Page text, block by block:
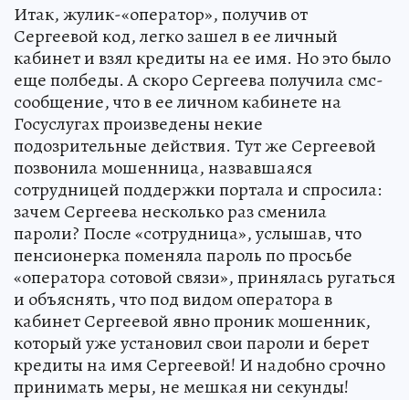
Итак, жулик-«оператор», получив от
Сергеевой код, легко зашел в ее личный
кабинет и взял кредиты на ее имя. Но это было
еще полбеды. А скоро Сергеева получила смс-
сообщение, что в ее личном кабинете на
Госуслугах произведены некие
подозрительные действия. Тут же Сергеевой
позвонила мошенница, назвавшаяся
сотрудницей поддержки портала и спросила:
зачем Сергеева несколько раз сменила
пароли? После «сотрудница», услышав, что
пенсионерка поменяла пароль по просьбе
«оператора сотовой связи», принялась ругаться
и объяснять, что под видом оператора в
кабинет Сергеевой явно проник мошенник,
который уже установил свои пароли и берет
кредиты на имя Сергеевой! И надобно срочно
принимать меры, не мешкая ни секунды!